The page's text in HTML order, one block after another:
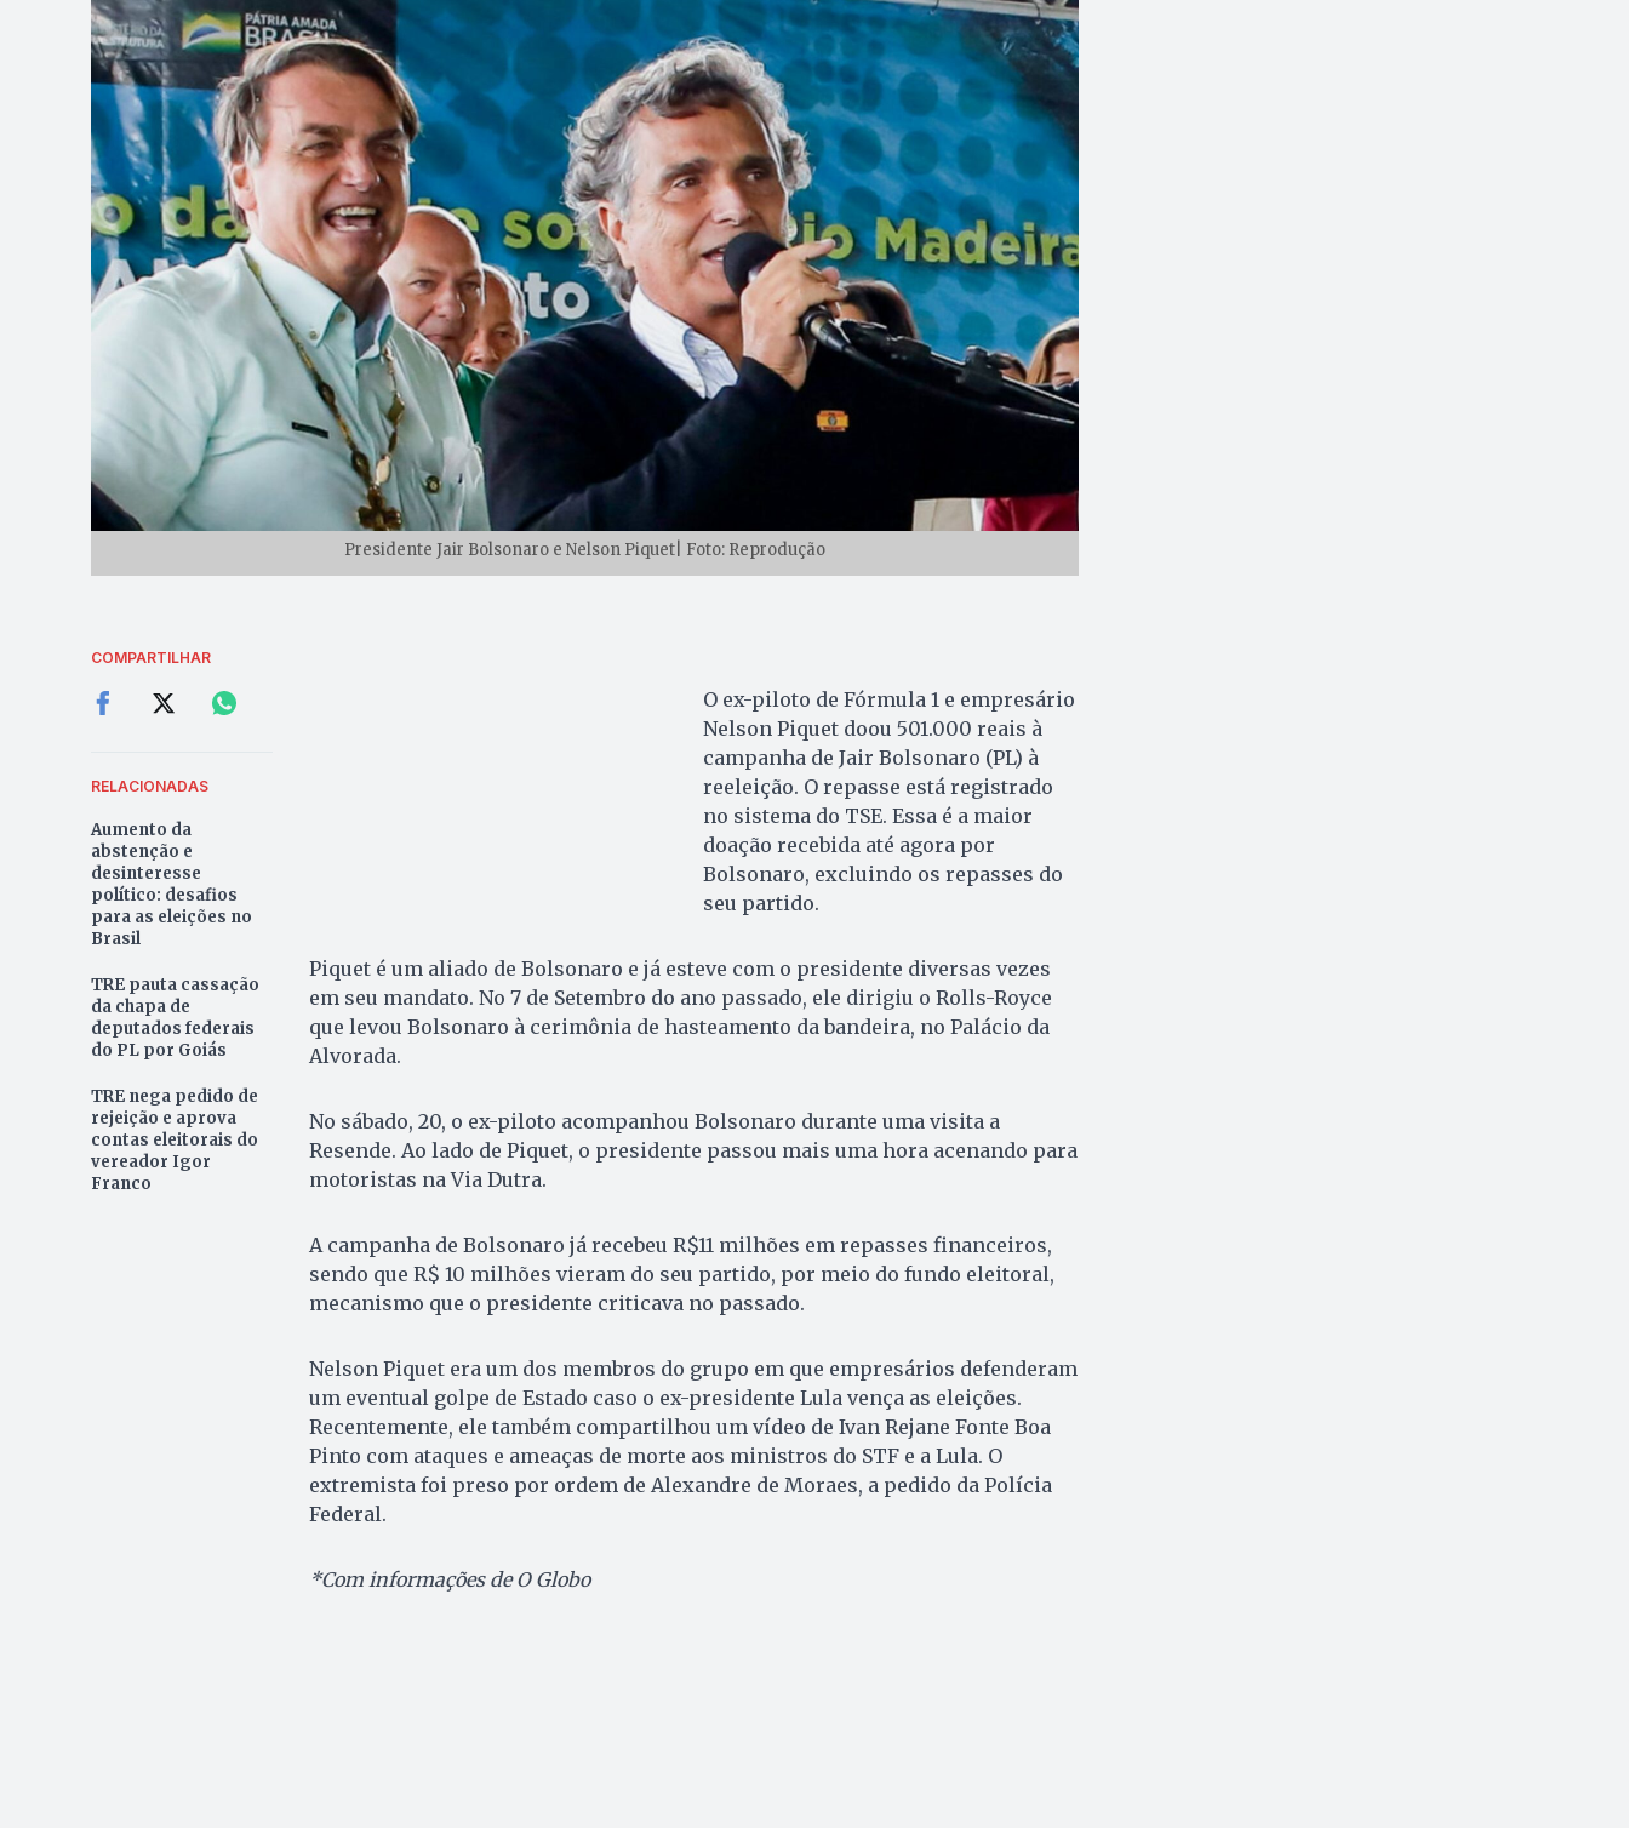
Presidente Jair Bolsonaro e Nelson Piquet| Foto: Reprodução
COMPARTILHAR
RELACIONADAS
Aumento da
abstenção e
desinteresse
político: desafios
para as eleições no
Brasil
TRE pauta cassação
da chapa de
deputados federais
do PL por Goiás
TRE nega pedido de
rejeição e aprova
contas eleitorais do
vereador Igor
Franco
O ex-piloto de Fórmula 1 e empresário
Nelson Piquet doou 501.000 reais à
campanha de Jair Bolsonaro (PL) à
reeleição. O repasse está registrado
no sistema do TSE. Essa é a maior
doação recebida até agora por
Bolsonaro, excluindo os repasses do
seu partido.
Piquet é um aliado de Bolsonaro e já esteve com o presidente diversas vezes
em seu mandato. No 7 de Setembro do ano passado, ele dirigiu o Rolls-Royce
que levou Bolsonaro à cerimônia de hasteamento da bandeira, no Palácio da
Alvorada.
No sábado, 20, o ex-piloto acompanhou Bolsonaro durante uma visita a
Resende. Ao lado de Piquet, o presidente passou mais uma hora acenando para
motoristas na Via Dutra.
A campanha de Bolsonaro já recebeu R$11 milhões em repasses financeiros,
sendo que R$ 10 milhões vieram do seu partido, por meio do fundo eleitoral,
mecanismo que o presidente criticava no passado.
Nelson Piquet era um dos membros do grupo em que empresários defenderam
um eventual golpe de Estado caso o ex-presidente Lula vença as eleições.
Recentemente, ele também compartilhou um vídeo de Ivan Rejane Fonte Boa
Pinto com ataques e ameaças de morte aos ministros do STF e a Lula. O
extremista foi preso por ordem de Alexandre de Moraes, a pedido da Polícia
Federal.
*Com informações de O Globo